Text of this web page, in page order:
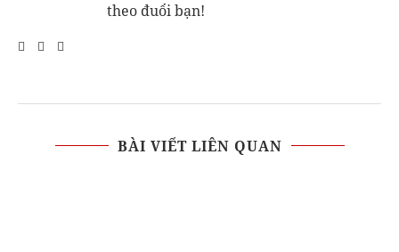
theo đuổi bạn!
BÀI VIẾT LIÊN QUAN